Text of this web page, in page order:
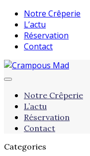
Notre Crêperie
L’actu
Réservation
Contact
Notre Crêperie
L’actu
Réservation
Contact
Categories